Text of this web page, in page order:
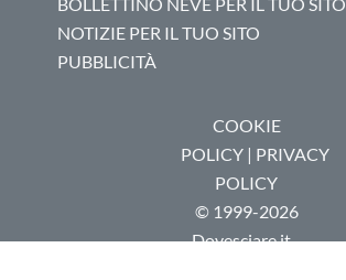
NOTIZIE PER IL TUO SITO
PUBBLICITÀ
COOKIE
POLICY| PRIVACY
POLICY
© 1999-2026
Dovesciare.it -